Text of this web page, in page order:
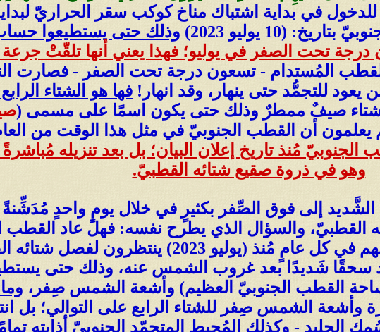
للدخول في بداية اشتباك مناخ كوكب سقر الحراريّ
(10 يوليو 2023)
وذلك حتى يستطيعوا
تحت الصفر في يوليو؛ فهذا يعني أنها تلقّتْ
القطب المُستدام - تسعون درجة تحت الصفر - فصارت
للتجمُّد حتى ينهار، وقد انهار! فها هو الشتاء
الشتاء صيفٌ ممطرٌ وذلك حتى يكون اسمًا على مسمى (
يعلمون أن القطب الجنوبيّ في مثل هذا الوقت من
وهو في ذروة صقيع شتائه القطبيّ.
الشَّديد إلى فوق الصِّفر بكثيرٍ في خلال يومٍ واحدٍ
والسؤال الذي يطرح نفسه: فهل عاد القطب
يعترفون رغم أنوفهم أنه مناخ تحدٍّ صارخٌ كونهم في كل عامٍ
سحقًا شَديدًا بعد غروب الشمس عنه، وذلك حتى
القطب الجنوبيّ العظيم) وأشعة الشمس صِفر،
وأشعة الشمس صِفر للشتاء الرابع على التوالي؛ بل
الجليد - وكذلك المُحيط المتجمّد الجنوبيّ أذابته